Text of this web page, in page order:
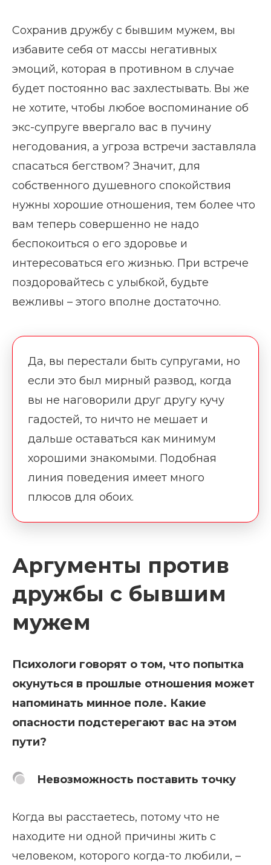
Сохранив дружбу с бывшим мужем, вы
избавите себя от массы негативных
эмоций, которая в противном в случае
будет постоянно вас захлестывать. Вы же
не хотите, чтобы любое воспоминание об
экс-супруге ввергало вас в пучину
негодования, а угроза встречи заставляла
спасаться бегством? Значит, для
собственного душевного спокойствия
нужны хорошие отношения, тем более что
вам теперь совершенно не надо
беспокоиться о его здоровье и
интересоваться его жизнью. При встрече
поздоровайтесь с улыбкой, будьте
вежливы – этого вполне достаточно.
Да, вы перестали быть супругами, но
если это был мирный развод, когда
вы не наговорили друг другу кучу
гадостей, то ничто не мешает и
дальше оставаться как минимум
хорошими знакомыми. Подобная
линия поведения имеет много
плюсов для обоих.
Аргументы против
дружбы с бывшим
мужем
Психологи говорят о том, что попытка
окунуться в прошлые отношения может
напоминать минное поле. Какие
опасности подстерегают вас на этом
пути?
Невозможность поставить точку
Когда вы расстаетесь, потому что не
находите ни одной причины жить с
человеком, которого когда-то любили, –